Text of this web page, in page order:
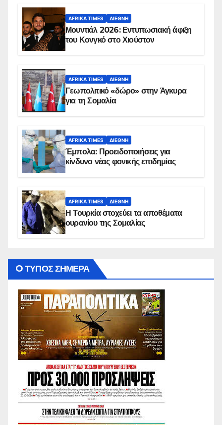
AFRIKA TIMES ΔΙΕΘΝΉ
Μουντιάλ 2026: Εντυπωσιακή άφιξη
του Κονγκό στο Χιούστον
AFRIKA TIMES ΔΙΕΘΝΉ
Γεωπολιτικό «δώρο» στην Άγκυρα
για τη Σομαλία
AFRIKA TIMES ΔΙΕΘΝΉ
Έμπολα: Προειδοποιήσεις για
κίνδυνο νέας φονικής επιδημίας
AFRIKA TIMES ΔΙΕΘΝΉ
Η Τουρκία στοχεύει τα αποθέματα
ουρανίου της Σομαλίας
O ΤΥΠΟΣ ΣΗΜΕΡΑ